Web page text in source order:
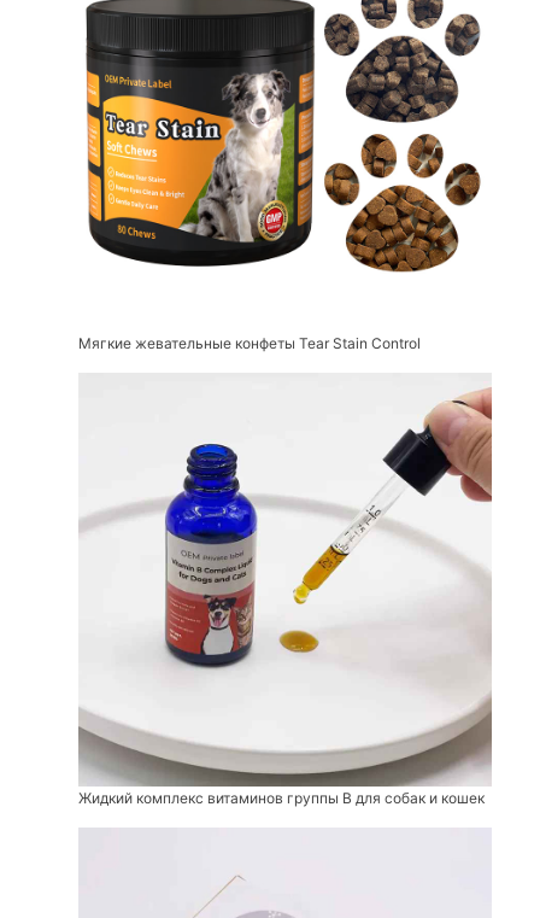
Мягкие жевательные конфеты Tear Stain Control
Жидкий комплекс витаминов группы В для собак и кошек